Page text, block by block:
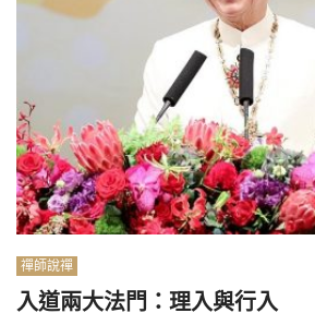
禪師說禪
入道兩大法門：理入與行入